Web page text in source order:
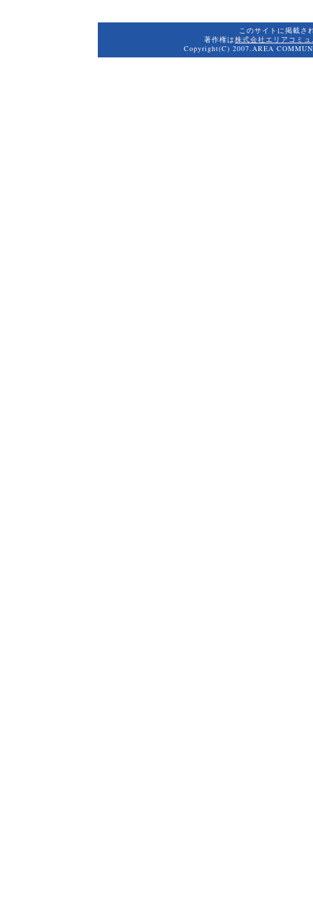
このサイトに掲載さ
著作権は株式会社エリアコミ
Copyright(C) 2007.AREA